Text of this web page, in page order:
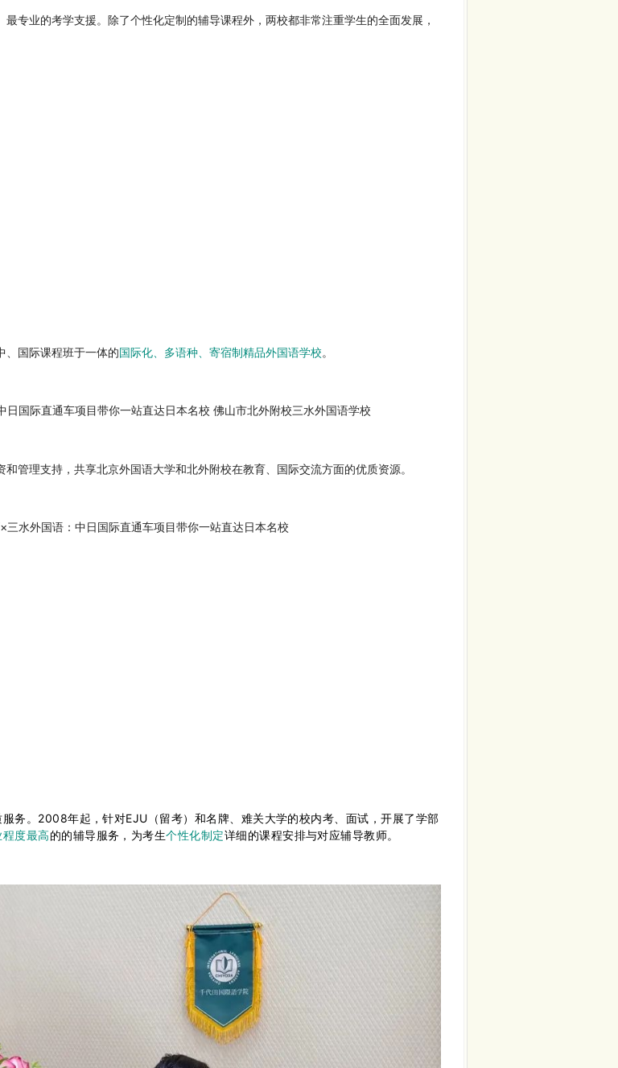
专业的考学支援。除了个性化定制的辅导课程外，两校都非常注重学生的全面发展，
、国际课程班于一体的国际化、多语种、寄宿制精品外国语学校。
佛山市北外附校三水外国语学校
管理支持，共享北京外国语大学和北外附校在教育、国际交流方面的优质资源。
务。2008年起，针对EJU（留考）和名牌、难关⼤学的校内考、面试，开展了学部
度最⾼的的辅导服务，为考生个性化制定详细的课程安排与对应辅导教师。